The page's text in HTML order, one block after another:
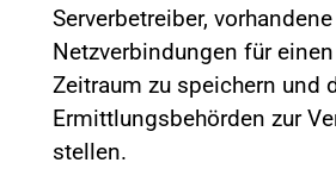
Serverbetreiber,
Netzverbindungen für
Zeitraum zu speichern und
Ermittlungsbehörden zur
stellen.